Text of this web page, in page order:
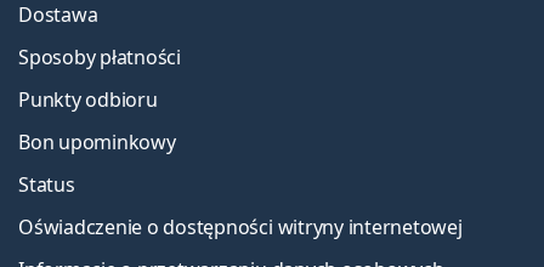
Dostawa
Sposoby płatności
Punkty odbioru
Bon upominkowy
Status
Oświadczenie o dostępności witryny internetowej